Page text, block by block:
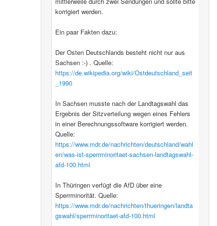
korrigiert werden.
Ein paar Fakten dazu:
Der Osten Deutschlands besteht nicht nur aus
Sachsen :-) . Quelle:
https://de.wikipedia.org/wiki/Ostdeutschland_seit
_1990
In Sachsen musste nach der Landtagswahl das
Ergebnis der Sitzverteilung wegen eines Fehlers
in einer Berechnungssoftware korrigiert werden.
Quelle:
https://www.mdr.de/nachrichten/deutschland/wahl
en/was-ist-sperrminoritaet-sachsen-landtagswahl-
afd-100.html
In Thüringen verfügt die AfD über eine
Sperrminorität. Quelle:
https://www.mdr.de/nachrichten/thueringen/landta
gswahl/sperrminoritaet-afd-100.html